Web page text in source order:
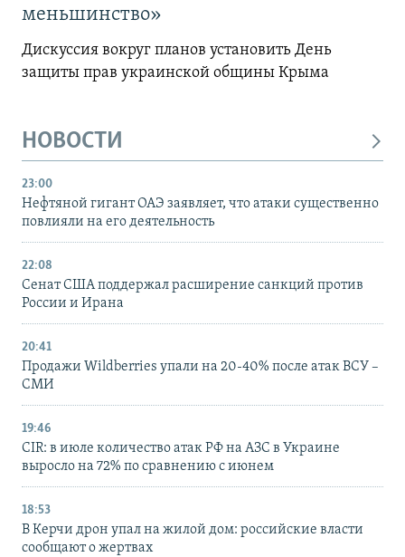
меньшинство»
Дискуссия вокруг планов установить День
защиты прав украинской общины Крыма
НОВОСТИ
23:00
Нефтяной гигант ОАЭ заявляет, что атаки существенно
повлияли на его деятельность
22:08
Сенат США поддержал расширение санкций против
России и Ирана
20:41
Продажи Wildberries упали на 20-40% после атак ВСУ –
СМИ
19:46
CIR: в июле количество атак РФ на АЗС в Украине
выросло на 72% по сравнению с июнем
18:53
В Керчи дрон упал на жилой дом: российские власти
сообщают о жертвах